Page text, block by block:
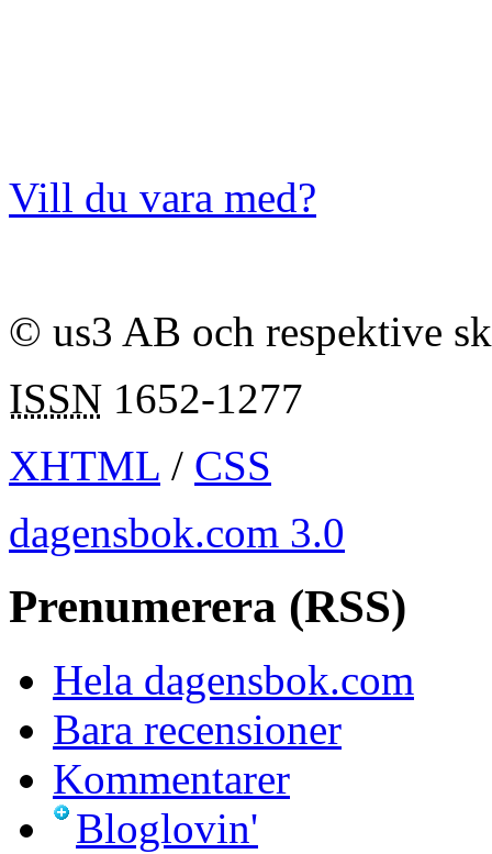
Vill du vara med?
© us3 AB och respektive
ISSN 1652-1277
XHTML / CSS
dagensbok.com 3.0
Prenumerera (RSS)
Hela dagensbok.com
Bara recensioner
Kommentarer
Bloglovin'